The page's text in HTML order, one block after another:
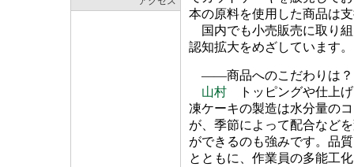
本の原料を使用した商品は
国内でも小売販売に取り
認知拡大をめざしています。
――商品へのこだわりは？
山村 トッピングや仕上げ
凍ケーキの製造は水分量の
が、季節によって配合など
ができるのも強みです。品
とともに、作業員の多能工